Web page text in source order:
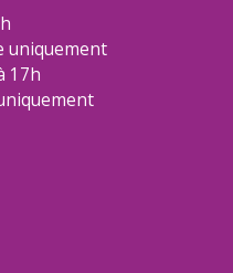
uniquement
17h